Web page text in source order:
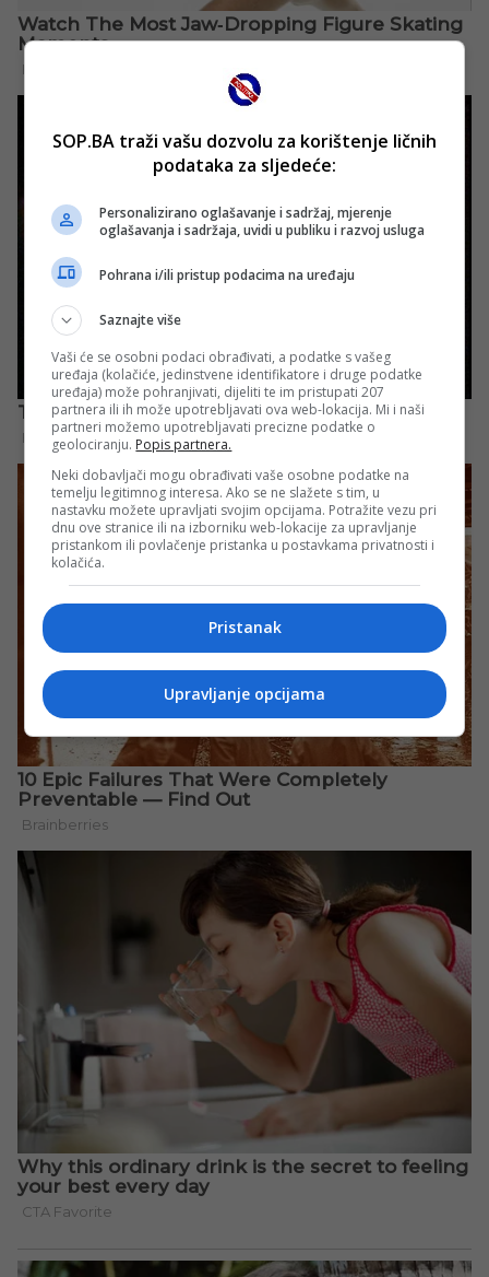
SOP.BA traži vašu dozvolu za korištenje ličnih
podataka za sljedeće:
Personalizirano oglašavanje i sadržaj, mjerenje
oglašavanja i sadržaja, uvidi u publiku i razvoj usluga
Pohrana i/ili pristup podacima na uređaju
Saznajte više
Vaši će se osobni podaci obrađivati, a podatke s vašeg
uređaja (kolačiće, jedinstvene identifikatore i druge podatke
uređaja) može pohranjivati, dijeliti te im pristupati 207
partnera ili ih može upotrebljavati ova web-lokacija. Mi i naši
partneri možemo upotrebljavati precizne podatke o
geolociranju. Popis partnera.
Neki dobavljači mogu obrađivati vaše osobne podatke na
temelju legitimnog interesa. Ako se ne slažete s tim, u
nastavku možete upravljati svojim opcijama. Potražite vezu pri
dnu ove stranice ili na izborniku web-lokacije za upravljanje
pristankom ili povlačenje pristanka u postavkama privatnosti i
kolačića.
Pristanak
Upravljanje opcijama